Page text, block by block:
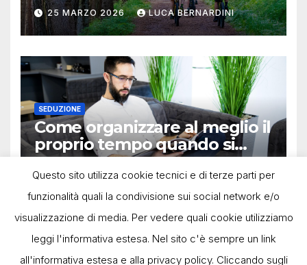
25 MARZO 2026 LUCA BERNARDINI
SEDUZIONE
Come organizzare al meglio il
proprio tempo quando si
lavora in autonomia
Questo sito utilizza cookie tecnici e di terze parti per
funzionalità quali la condivisione sui social network e/o
visualizzazione di media. Per vedere quali cookie utilizziamo
leggi l'informativa estesa. Nel sito c'è sempre un link
all'informativa estesa e alla privacy policy. Cliccando sugli